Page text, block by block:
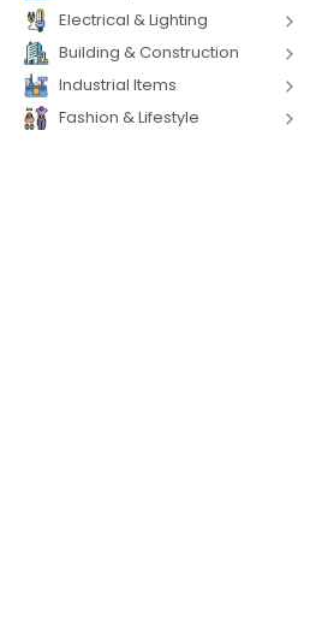
Electrical & Lighting
Building & Construction
Industrial Items
Fashion & Lifestyle